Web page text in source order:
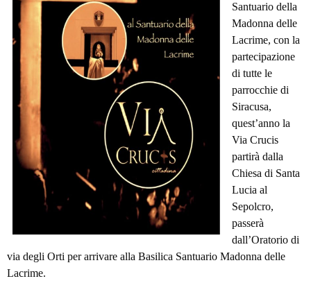
Santuario della
Madonna delle
Lacrime, con la
partecipazione
di tutte le
parrocchie di
Siracusa,
quest’anno la
Via Crucis
partirà dalla
Chiesa di Santa
Lucia al
Sepolcro,
passerà
dall’Oratorio di
via degli Orti per arrivare alla Basilica Santuario Madonna delle
Lacrime.